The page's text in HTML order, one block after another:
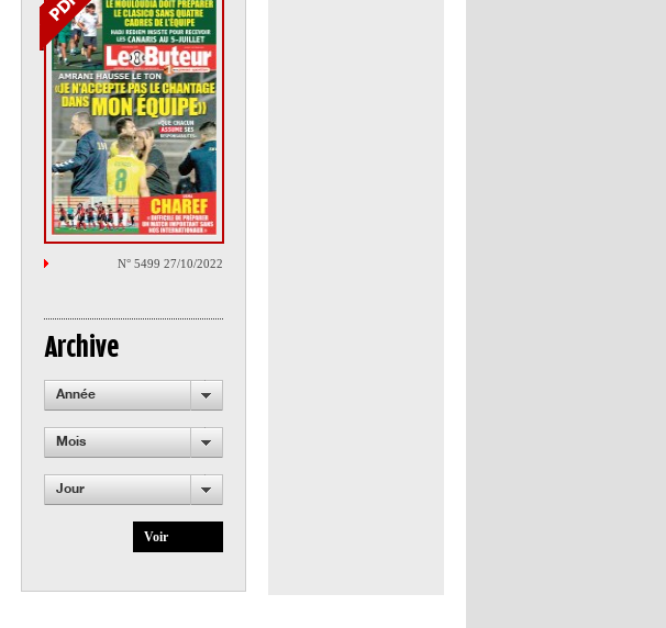
N° 5499 27/10/2022
Archive
Année
Mois
Jour
Voir